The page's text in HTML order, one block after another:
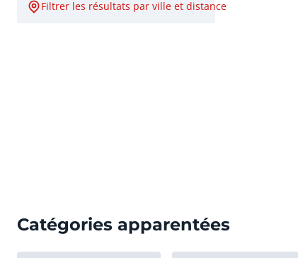
Filtrer les résultats par ville et distance
Catégories apparentées